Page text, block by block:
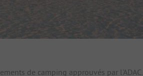
de camping approuvés par l'ADAC.